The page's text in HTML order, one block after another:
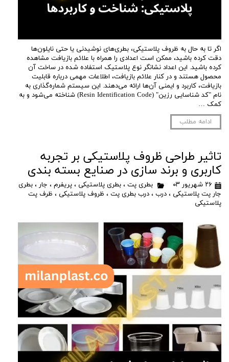
اگر تا به حال به ظروف پلاستیکی، بطری‌های نوشیدنی یا حتی نایلون‌ها
دقت کرده باشید، ممکن است اعدادی را همراه با علائم بازیافت مشاهده
کرده باشید. این اعداد نشانگر نوع پلاستیک استفاده شده در ساخت آن
محصول هستند و در کنار علائم بازیافت، اطلاعات مهمی درباره قابلیت
بازیافت، کاربرد و ایمنی آن‌ها ارائه می‌دهند. این سیستم شماره‌گذاری به
نام "کد شناسایی رزین" (Resin Identification Code) شناخته می‌شود و به
کمک …
ادامه مطلب
تاثیر طراحی ظروف پلاستیکی بر تجربه
کاربری و برند سازی در صنایع بسته بندی
۲۶ شهریور ۰۳ بطری پت ، بطری پلاستیکی ، پریفرم ، جار ، بطری
جار پت پلاستیکی ، درب ، درب بطری پت ، ظروف پلاستیکی ، ظرف پت
پلاستیکی